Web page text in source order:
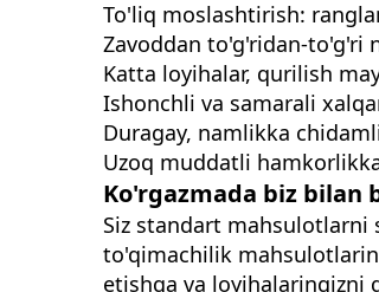
To'liq moslashtirish:
Zavoddan to'g'ridan-to'g'ri
Katta loyihalar, qurilish
Ishonchli va samarali
Duragay, namlikka
Uzoq muddatli
Ko'rgazmada biz bilan
Siz standart
to'qimachilik
etishga va loyihalaringizni